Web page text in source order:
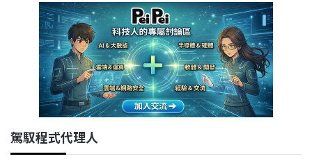
駕馭程式代理人